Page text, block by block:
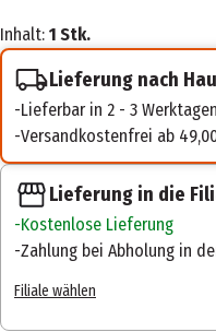
Inhalt: 1 Stk.
Lieferung nach
Lieferbar in 2 - 3 Werktagen
Versandkostenfrei ab
Lieferung in die
Kostenlose Lieferung
Zahlung bei Abholung in
Filiale wählen